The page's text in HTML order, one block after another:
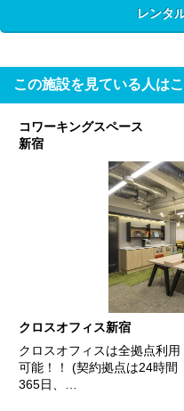
レンタ
この施設を見ている人は
コワーキングスペース
新宿
クロスオフィス新宿
クロスオフィスは全拠点利用
可能！！ (契約拠点は24時間
365日、…